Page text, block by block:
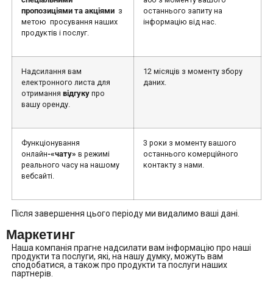
пропозиціями та акціямиз
метою просування наших
продуктів і послуг.
останнього запиту на
інформацію від нас.
Надсилання вам
електронного листа для
отримання відгукупро
вашу оренду.
12 місяців з моменту збору
даних.
Функціонування
онлайн-«чату» в режимі
реального часу на нашому
вебсайті.
3 роки з моменту вашого
останнього комерційного
контакту з нами.
Після завершення цього періоду ми видалимо ваші дані.
Маркетинг
Наша компанія прагне надсилати вам інформацію про наші
продукти та послуги, які, на нашу думку, можуть вам
сподобатися, а також про продукти та послуги наших
партнерів.